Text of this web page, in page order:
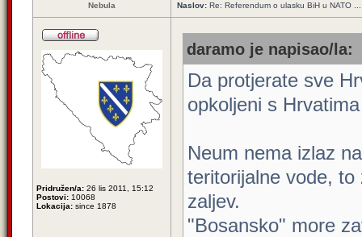
Nebula Naslov: Re: Referendum o ulasku BiH u NATO ...
Pridružen/a: 26 lis 2011, 15:12
Postovi: 10068
Lokacija: since 1878
daramo je napisao/la:
Da protjerate sve
opkoljeni s
Neum nema izlaz
teritorijalne vode,
zaljev.
"Bosansko" more